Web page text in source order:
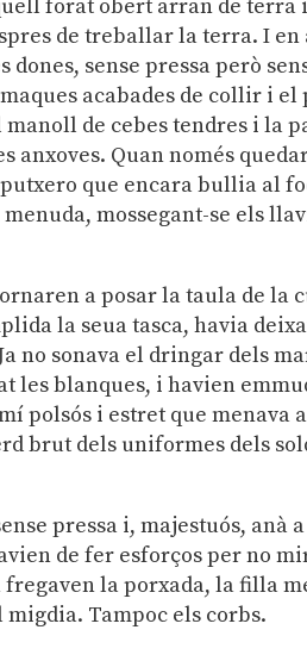
forat obert arran de terra
de treballar la terra. I
sense pressa però
acabades de collir i el
de cebes tendres i la
anxoves. Quan només
que encara bullia al
mossegant-se els
a posar la taula de la
la seua tasca, havia
no sonava el dringar dels
les blanques, i havien
polsós i estret que menava
brut dels uniformes dels
pressa i, majestuós, anà
de fer esforços per no
fregaven la porxada, la filla
Tampoc els corbs.